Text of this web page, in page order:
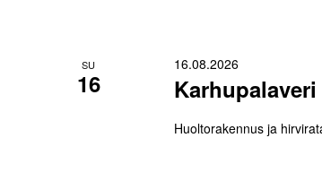
SU
16
16.08.2026
Huoltorakennus ja